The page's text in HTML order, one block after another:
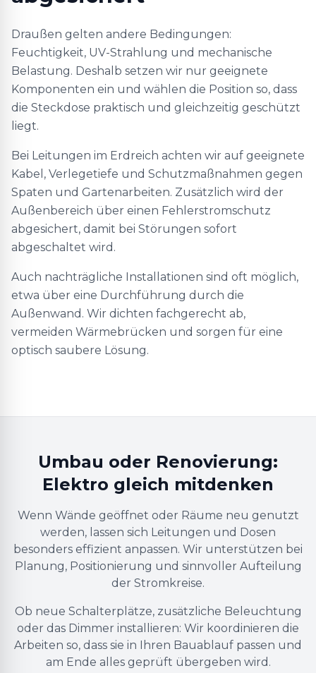
Draußen gelten andere Bedingungen:
Feuchtigkeit, UV-Strahlung und mechanische
Belastung. Deshalb setzen wir nur geeignete
Komponenten ein und wählen die Position so, dass
die Steckdose praktisch und gleichzeitig geschützt
liegt.
Bei Leitungen im Erdreich achten wir auf geeignete
Kabel, Verlegetiefe und Schutzmaßnahmen gegen
Spaten und Gartenarbeiten. Zusätzlich wird der
Außenbereich über einen Fehlerstromschutz
abgesichert, damit bei Störungen sofort
abgeschaltet wird.
Auch nachträgliche Installationen sind oft möglich,
etwa über eine Durchführung durch die
Außenwand. Wir dichten fachgerecht ab,
vermeiden Wärmebrücken und sorgen für eine
optisch saubere Lösung.
Umbau oder Renovierung:
Elektro gleich mitdenken
Wenn Wände geöffnet oder Räume neu genutzt
werden, lassen sich Leitungen und Dosen
besonders effizient anpassen. Wir unterstützen bei
Planung, Positionierung und sinnvoller Aufteilung
der Stromkreise.
Ob neue Schalterplätze, zusätzliche Beleuchtung
oder das Dimmer installieren: Wir koordinieren die
Arbeiten so, dass sie in Ihren Bauablauf passen und
am Ende alles geprüft übergeben wird.